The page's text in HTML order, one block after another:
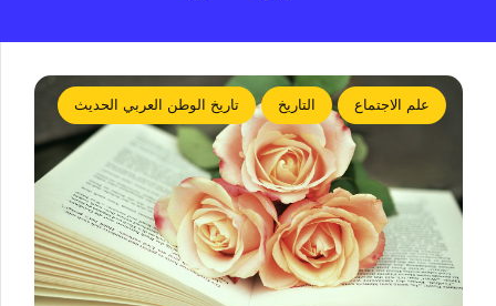
علم الاجتماع التاريخ تاريخ الوطن العربي الحديث